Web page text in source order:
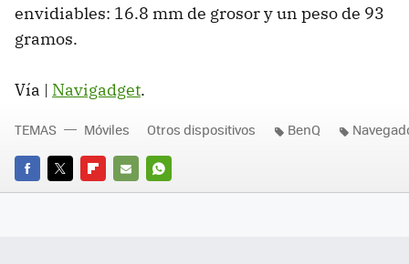
envidiables: 16.8 mm de grosor y un peso de 93
gramos.
Vía | Navigadget.
FACEBOOK
TWITTERFLIPBOARD
E-
WHATSAPP
TEMAS Móviles Otros dispositivos BenQ